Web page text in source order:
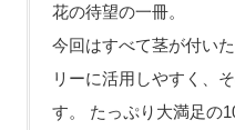
花の待望の一冊。
今回はすべて茎が付い
リーに活用しやすく、
す。 たっぷり大満足の